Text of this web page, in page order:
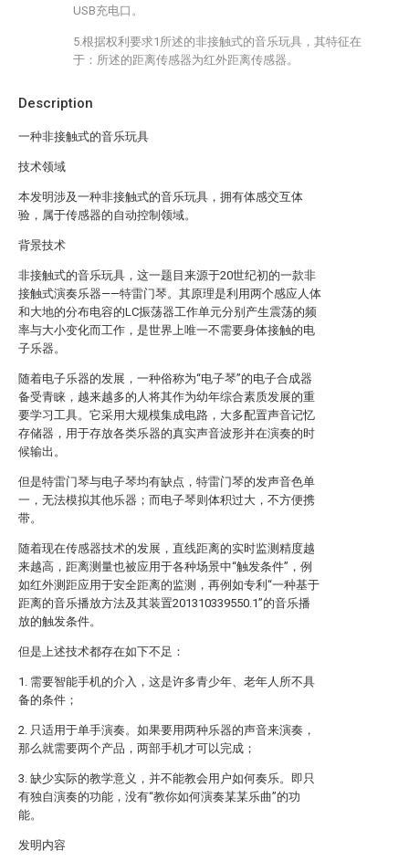
Description
一种非接触式的音乐玩具
技术领域
本发明涉及一种非接触式的音乐玩具，拥有体感交互体
验，属于传感器的自动控制领域。
背景技术
非接触式的音乐玩具，这一题目来源于20世纪初的一款非
接触式演奏乐器——特雷门琴。其原理是利用两个感应人体
和大地的分布电容的LC振荡器工作单元分别产生震荡的频
率与大小变化而工作，是世界上唯一不需要身体接触的电
子乐器。
随着电子乐器的发展，一种俗称为“电子琴”的电子合成器
备受青睐，越来越多的人将其作为幼年综合素质发展的重
要学习工具。它采用大规模集成电路，大多配置声音记忆
存储器，用于存放各类乐器的真实声音波形并在演奏的时
候输出。
但是特雷门琴与电子琴均有缺点，特雷门琴的发声音色单
一，无法模拟其他乐器；而电子琴则体积过大，不方便携
带。
随着现在传感器技术的发展，直线距离的实时监测精度越
来越高，距离测量也被应用于各种场景中“触发条件”，例
如红外测距应用于安全距离的监测，再例如专利“一种基于
距离的音乐播放方法及其装置201310339550.1”的音乐播
放的触发条件。
但是上述技术都存在如下不足：
1. 需要智能手机的介入，这是许多青少年、老年人所不具
备的条件；
2. 只适用于单手演奏。如果要用两种乐器的声音来演奏，
那么就需要两个产品，两部手机才可以完成；
3. 缺少实际的教学意义，并不能教会用户如何奏乐。即只
有独自演奏的功能，没有“教你如何演奏某某乐曲”的功
能。
发明内容
USB充电口。
5.根据权利要求1所述的非接触式的音乐玩具，其特征在
于：所述的距离传感器为红外距离传感器。